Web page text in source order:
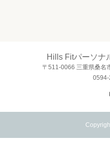
Hills Fitパーソナ
〒511-0066 三重県桑名